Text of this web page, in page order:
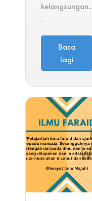
kelangsungan..
.
Baca
Lagi